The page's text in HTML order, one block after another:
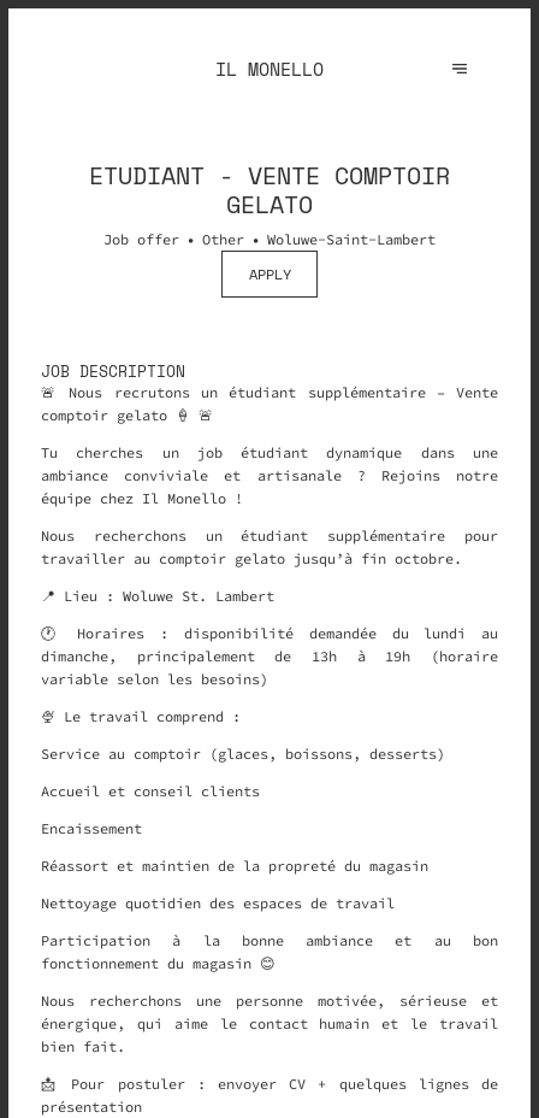
IL MONELLO
ETUDIANT - VENTE COMPTOIR
GELATO
Job offer Other Woluwe-Saint-Lambert
APPLY
JOB DESCRIPTION
🚨 Nous recrutons un étudiant supplémentaire – Vente
comptoir gelato 🍦 🚨
Tu cherches un job étudiant dynamique dans une
ambiance conviviale et artisanale ? Rejoins notre
équipe chez Il Monello !
Nous recherchons un étudiant supplémentaire pour
travailler au comptoir gelato jusqu’à fin octobre.
📍 Lieu : Woluwe St. Lambert
🕐 Horaires : disponibilité demandée du lundi au
dimanche, principalement de 13h à 19h (horaire
variable selon les besoins)
🍨 Le travail comprend :
Service au comptoir (glaces, boissons, desserts)
Accueil et conseil clients
Encaissement
Réassort et maintien de la propreté du magasin
Nettoyage quotidien des espaces de travail
Participation à la bonne ambiance et au bon
fonctionnement du magasin 😊
Nous recherchons une personne motivée, sérieuse et
énergique, qui aime le contact humain et le travail
bien fait.
📩 Pour postuler : envoyer CV + quelques lignes de
présentation